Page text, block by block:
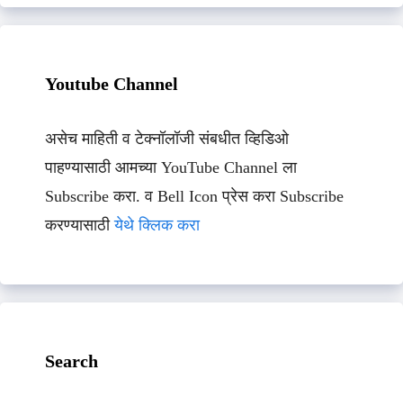
Youtube Channel
असेच माहिती व टेक्नॉलॉजी संबधीत व्हिडिओ
पाहण्यासाठी आमच्या YouTube Channel ला
Subscribe करा. व Bell Icon प्रेस करा Subscribe
करण्यासाठीयेथे क्लिक करा
Search